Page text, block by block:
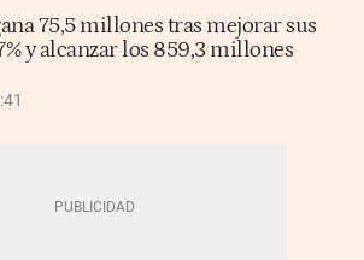
75,5 millones tras mejorar sus
y alcanzar los 859,3 millones